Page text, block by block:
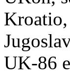
Kroatio,
UK-86